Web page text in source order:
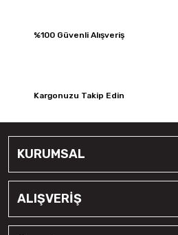
%100 Güvenli Alışveriş
Kargonuzu Takip Edin
KURUMSAL
ALIŞVERİŞ